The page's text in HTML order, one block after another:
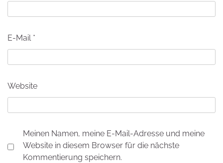
E-Mail *
Website
Meinen Namen, meine E-Mail-Adresse und meine
Website in diesem Browser für die nächste
Kommentierung speichern.